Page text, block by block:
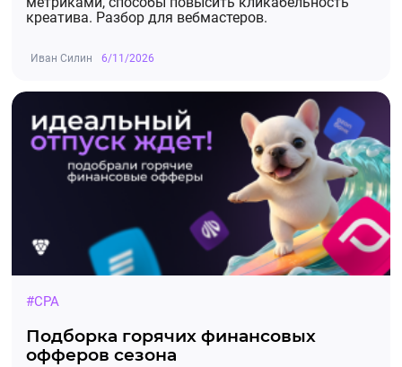
креатива. Разбор для вебмастеров.
Иван Силин 6/11/2026
#CPA
Подборка горячих финансовых
офферов сезона